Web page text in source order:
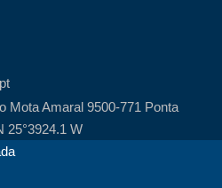
Mota Amaral 9500-771 Ponta
25°3924.1 W